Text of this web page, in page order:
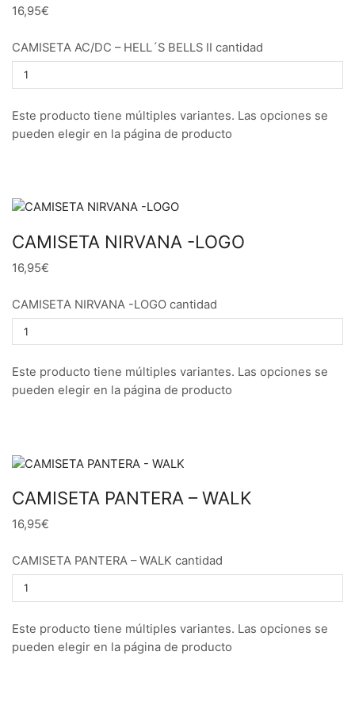
16,95€
CAMISETA AC/DC – HELL´S BELLS II cantidad
Este producto tiene múltiples variantes. Las opciones se
pueden elegir en la página de producto
CAMISETA NIRVANA -LOGO
16,95€
CAMISETA NIRVANA -LOGO cantidad
Este producto tiene múltiples variantes. Las opciones se
pueden elegir en la página de producto
CAMISETA PANTERA – WALK
16,95€
CAMISETA PANTERA – WALK cantidad
Este producto tiene múltiples variantes. Las opciones se
pueden elegir en la página de producto